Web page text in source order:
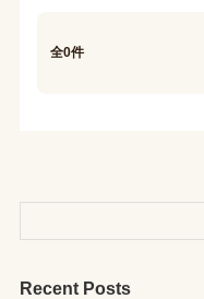
全0件
Recent Posts